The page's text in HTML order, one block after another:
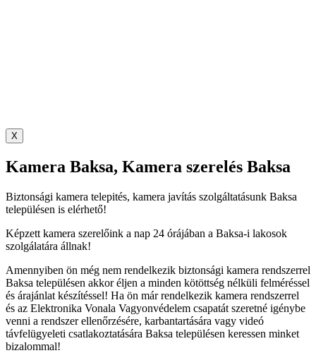
X
Kamera Baksa, Kamera szerelés Baksa
Biztonsági kamera telepités, kamera javítás szolgáltatásunk Baksa
településen is elérhető!
Képzett kamera szerelőink a nap 24 órájában a Baksa-i lakosok
szolgálatára állnak!
Amennyiben ön még nem rendelkezik biztonsági kamera rendszerrel
Baksa településen akkor éljen a minden kötöttség nélküli felméréssel
és árajánlat készítéssel! Ha ön már rendelkezik kamera rendszerrel
és az Elektronika Vonala Vagyonvédelem csapatát szeretné igénybe
venni a rendszer ellenőrzésére, karbantartására vagy videó
távfelügyeleti csatlakoztatására Baksa településen keressen minket
bizalommal!